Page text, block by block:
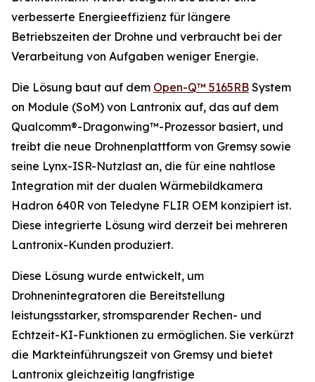
verbesserte Energieeffizienz für längere
Betriebszeiten der Drohne und verbraucht bei der
Verarbeitung von Aufgaben weniger Energie.
Die Lösung baut auf dem Open-Q™ 5165RB System
on Module (SoM) von Lantronix auf, das auf dem
Qualcomm®-Dragonwing™-Prozessor basiert, und
treibt die neue Drohnenplattform von Gremsy sowie
seine Lynx-ISR-Nutzlast an, die für eine nahtlose
Integration mit der dualen Wärmebildkamera
Hadron 640R von Teledyne FLIR OEM konzipiert ist.
Diese integrierte Lösung wird derzeit bei mehreren
Lantronix-Kunden produziert.
Diese Lösung wurde entwickelt, um
Drohnenintegratoren die Bereitstellung
leistungsstarker, stromsparender Rechen- und
Echtzeit-KI-Funktionen zu ermöglichen. Sie verkürzt
die Markteinführungszeit von Gremsy und bietet
Lantronix gleichzeitig langfristige